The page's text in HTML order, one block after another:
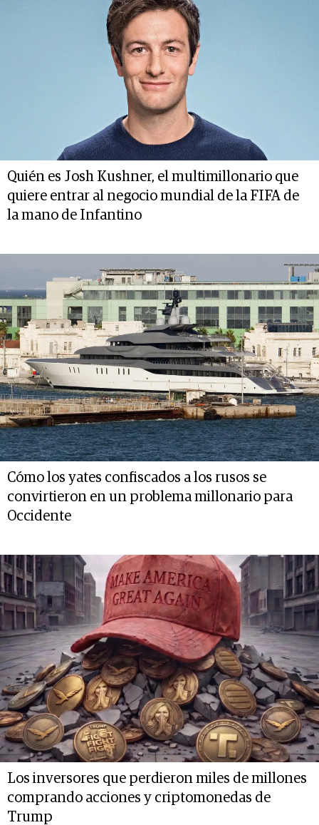
Quién es Josh Kushner, el multimillonario que
quiere entrar al negocio mundial de la FIFA de
la mano de Infantino
Cómo los yates confiscados a los rusos se
convirtieron en un problema millonario para
Occidente
Los inversores que perdieron miles de millones
comprando acciones y criptomonedas de
Trump